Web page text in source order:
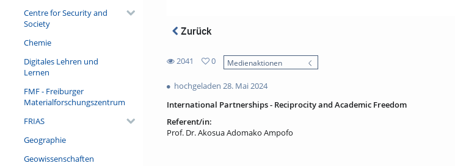
Centre for Security and
Society
Chemie
Digitales Lehren und
Lernen
FMF - Freiburger
Materialforschungszentrum
FRIAS
Geographie
Geowissenschaften
Zurück
2041
views
0
favorites
Medienaktionen
hochgeladen 28. Mai 2024
International Partnerships - Reciprocity and Academic Freedom
Referent/in:
Prof. Dr. Akosua Adomako Ampofo